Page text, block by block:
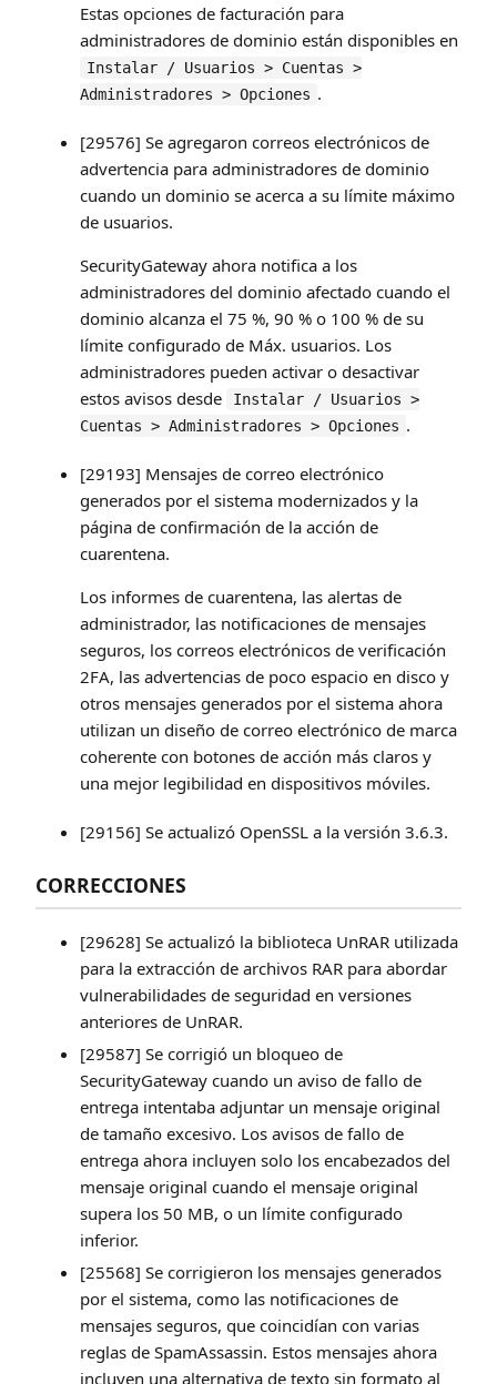
Estas opciones de facturación para
administradores de dominio están disponibles en
Instalar / Usuarios > Cuentas >
Administradores > Opciones .
[29576] Se agregaron correos electrónicos de
advertencia para administradores de dominio
cuando un dominio se acerca a su límite máximo
de usuarios.
SecurityGateway ahora notifica a los
administradores del dominio afectado cuando el
dominio alcanza el 75 %, 90 % o 100 % de su
límite configurado de Máx. usuarios. Los
administradores pueden activar o desactivar
estos avisos desde
Instalar / Usuarios >
Cuentas > Administradores > Opciones .
[29193] Mensajes de correo electrónico
generados por el sistema modernizados y la
página de confirmación de la acción de
cuarentena.
Los informes de cuarentena, las alertas de
administrador, las notificaciones de mensajes
seguros, los correos electrónicos de verificación
2FA, las advertencias de poco espacio en disco y
otros mensajes generados por el sistema ahora
utilizan un diseño de correo electrónico de marca
coherente con botones de acción más claros y
una mejor legibilidad en dispositivos móviles.
[29156] Se actualizó OpenSSL a la versión 3.6.3.
CORRECCIONES
[29628] Se actualizó la biblioteca UnRAR utilizada
para la extracción de archivos RAR para abordar
vulnerabilidades de seguridad en versiones
anteriores de UnRAR.
[29587] Se corrigió un bloqueo de
SecurityGateway cuando un aviso de fallo de
entrega intentaba adjuntar un mensaje original
de tamaño excesivo. Los avisos de fallo de
entrega ahora incluyen solo los encabezados del
mensaje original cuando el mensaje original
supera los 50 MB, o un límite configurado
inferior.
[25568] Se corrigieron los mensajes generados
por el sistema, como las notificaciones de
mensajes seguros, que coincidían con varias
reglas de SpamAssassin. Estos mensajes ahora
incluyen una alternativa de texto sin formato al